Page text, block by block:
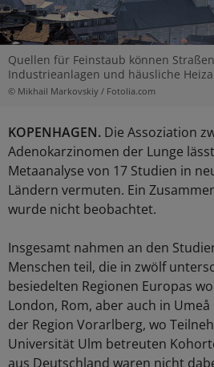
Quellen für Feinstaub können
Industrieanlagen und häusliche
© Mikhail Markovskiy / Fotolia.com
KOPENHAGEN. Die Assoziation
Adenokarzinomen der Lunge
Metaanalyse von 17 Studien in
Ländern vermuten. Ein
wurde nicht beobachtet.
Insgesamt nahmen an den
Menschen teil, die in zwölf
besiedelten Regionen Europas
London, Rom, aber auch in
der Region Vorarlberg, wo
Universität Ulm betreuten
aus Deutschland waren nicht